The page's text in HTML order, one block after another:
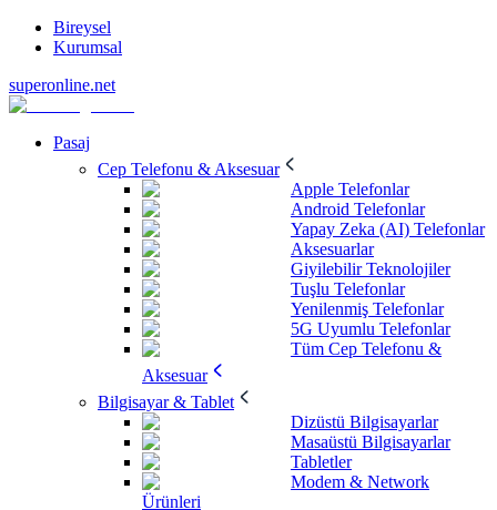
Bireysel
Kurumsal
superonline.net
Pasaj
Cep Telefonu & Aksesuar
Apple Telefonlar
Android Telefonlar
Yapay Zeka (AI) Telefonlar
Aksesuarlar
Giyilebilir Teknolojiler
Tuşlu Telefonlar
Yenilenmiş Telefonlar
5G Uyumlu Telefonlar
Tüm Cep Telefonu &
Aksesuar
Bilgisayar & Tablet
Dizüstü Bilgisayarlar
Masaüstü Bilgisayarlar
Tabletler
Modem & Network
Ürünleri